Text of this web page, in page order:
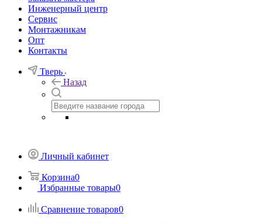
Инженерный центр
Сервис
Монтажникам
Опт
Контакты
Тверь
Назад
Личный кабинет
Корзина0
Избранные товары0
Сравнение товаров0